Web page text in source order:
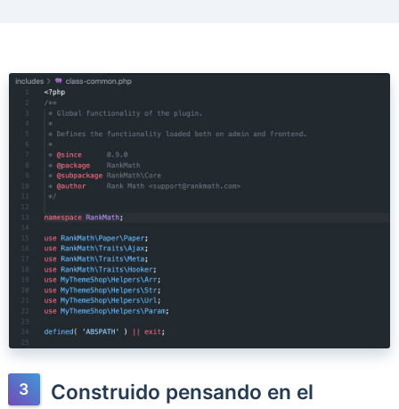
Construido pensando en el